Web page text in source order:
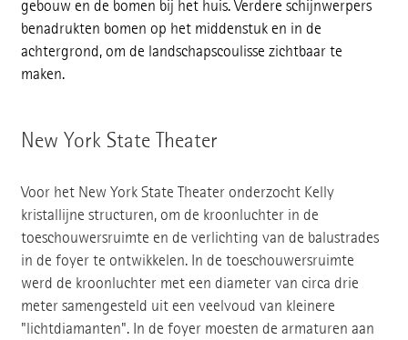
gebouw en de bomen bij het huis. Verdere schijnwerpers
benadrukten bomen op het middenstuk en in de
achtergrond, om de landschapscoulisse zichtbaar te
maken.
New York State Theater
Voor het New York State Theater onderzocht Kelly
kristallijne structuren, om de kroonluchter in de
toeschouwersruimte en de verlichting van de balustrades
in de foyer te ontwikkelen. In de toeschouwersruimte
werd de kroonluchter met een diameter van circa drie
meter samengesteld uit een veelvoud van kleinere
"lichtdiamanten". In de foyer moesten de armaturen aan